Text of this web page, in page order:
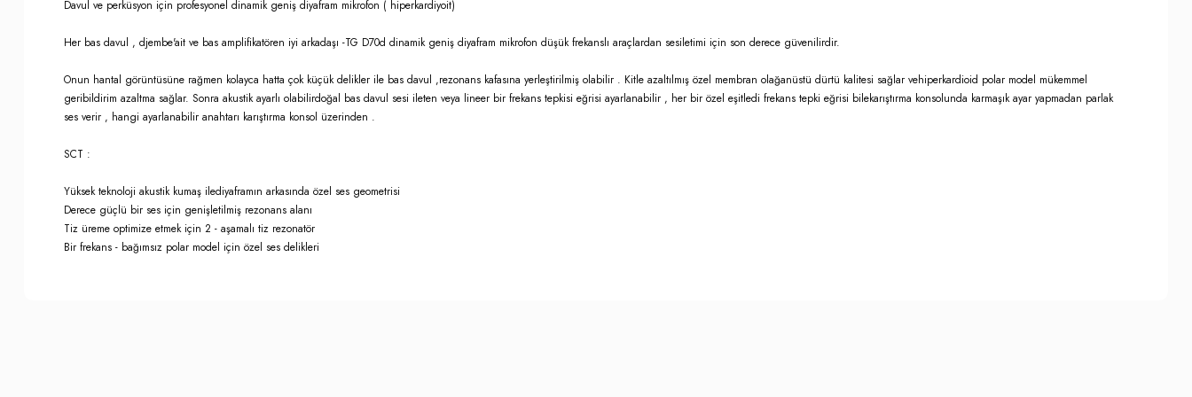
Davul ve perküsyon için profesyonel dinamik geniş diyafram mikrofon ( hiperkardiyoit)
Her bas davul , djembe'ait ve bas amplifikatören iyi arkadaşı -TG D70d dinamik geniş diyafram mikrofon düşük frekanslı araçlardan sesiletimi için son derece güvenilirdir.
Onun hantal görüntüsüne rağmen kolayca hatta çok küçük delikler ile bas davul ,rezonans kafasına yerleştirilmiş olabilir . Kitle azaltılmış özel membran olağanüstü dürtü kalitesi sağlar vehiperkardioid polar model mükemmel
geribildirim azaltma sağlar. Sonra akustik ayarlı olabilirdoğal bas davul sesi ileten veya lineer bir frekans tepkisi eğrisi ayarlanabilir , her bir özel eşitledi frekans tepki eğrisi bilekarıştırma konsolunda karmaşık ayar yapmadan parlak
ses verir , hangi ayarlanabilir anahtarı karıştırma konsol üzerinden .
SCT :
Yüksek teknoloji akustik kumaş ilediyaframın arkasında özel ses geometrisi
Derece güçlü bir ses için genişletilmiş rezonans alanı
Tiz üreme optimize etmek için 2 - aşamalı tiz rezonatör
Bir frekans - bağımsız polar model için özel ses delikleri